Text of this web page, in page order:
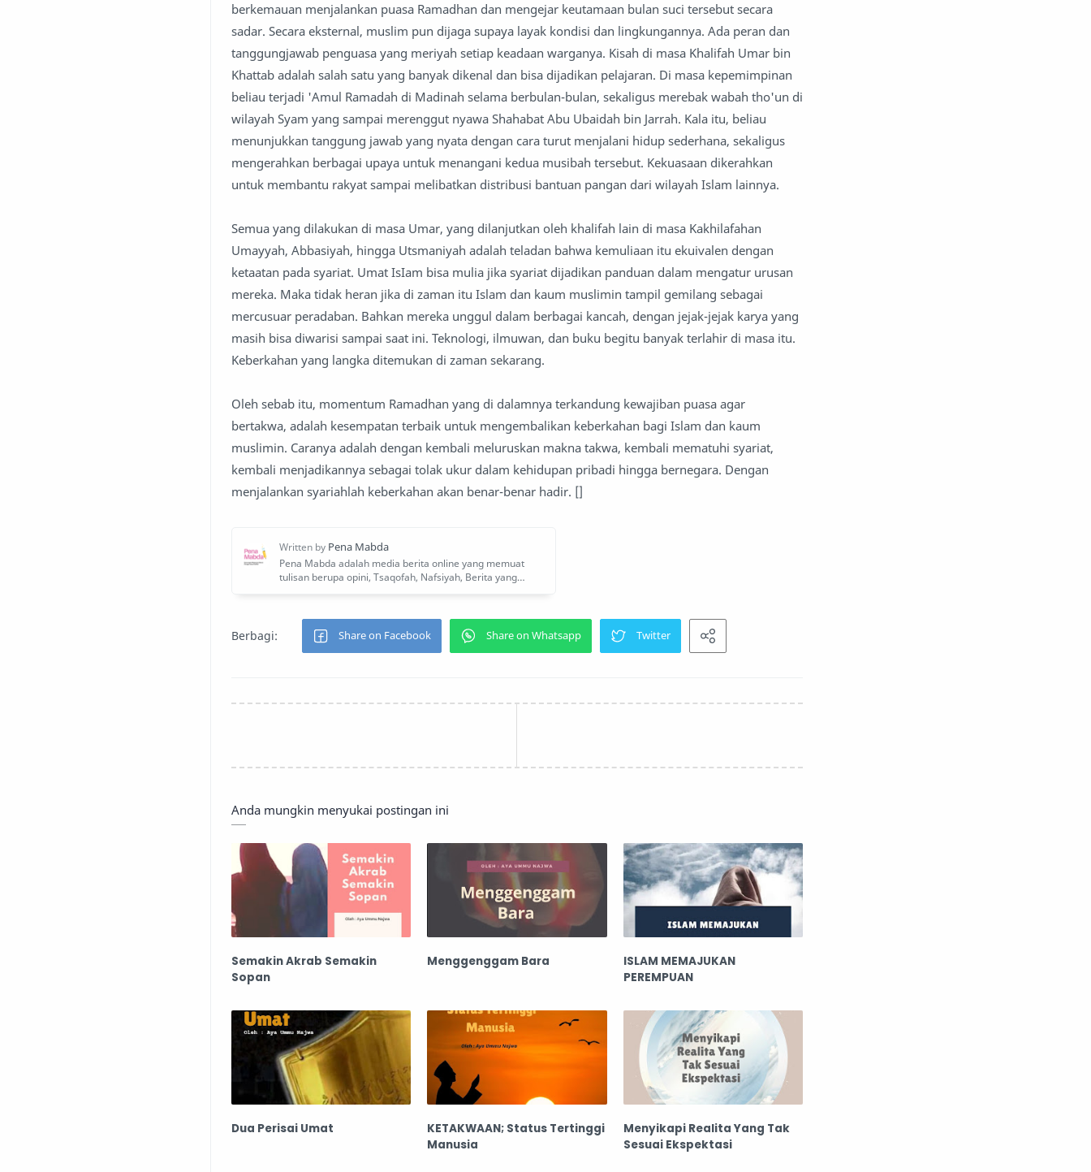
berkemauan menjalankan puasa Ramadhan dan mengejar keutamaan bulan suci tersebut secara
sadar. Secara eksternal, muslim pun dijaga supaya layak kondisi dan lingkungannya. Ada peran dan
tanggungjawab penguasa yang meriyah setiap keadaan warganya. Kisah di masa Khalifah Umar bin
Khattab adalah salah satu yang banyak dikenal dan bisa dijadikan pelajaran. Di masa kepemimpinan
beliau terjadi 'Amul Ramadah di Madinah selama berbulan-bulan, sekaligus merebak wabah tho'un di
wilayah Syam yang sampai merenggut nyawa Shahabat Abu Ubaidah bin Jarrah. Kala itu, beliau
menunjukkan tanggung jawab yang nyata dengan cara turut menjalani hidup sederhana, sekaligus
mengerahkan berbagai upaya untuk menangani kedua musibah tersebut. Kekuasaan dikerahkan
untuk membantu rakyat sampai melibatkan distribusi bantuan pangan dari wilayah Islam lainnya.
Semua yang dilakukan di masa Umar, yang dilanjutkan oleh khalifah lain di masa Kakhilafahan
Umayyah, Abbasiyah, hingga Utsmaniyah adalah teladan bahwa kemuliaan itu ekuivalen dengan
ketaatan pada syariat. Umat IsIam bisa mulia jika syariat dijadikan panduan dalam mengatur urusan
mereka. Maka tidak heran jika di zaman itu Islam dan kaum muslimin tampil gemilang sebagai
mercusuar peradaban. Bahkan mereka unggul dalam berbagai kancah, dengan jejak-jejak karya yang
masih bisa diwarisi sampai saat ini. Teknologi, ilmuwan, dan buku begitu banyak terlahir di masa itu.
Keberkahan yang langka ditemukan di zaman sekarang.
Oleh sebab itu, momentum Ramadhan yang di dalamnya terkandung kewajiban puasa agar
bertakwa, adalah kesempatan terbaik untuk mengembalikan keberkahan bagi Islam dan kaum
muslimin. Caranya adalah dengan kembali meluruskan makna takwa, kembali mematuhi syariat,
kembali menjadikannya sebagai tolak ukur dalam kehidupan pribadi hingga bernegara. Dengan
menjalankan syariahlah keberkahan akan benar-benar hadir. []
Anda mungkin menyukai postingan ini
Semakin Akrab Semakin
Sopan
Menggenggam Bara
ISLAM MEMAJUKAN
PEREMPUAN
Dua Perisai Umat
KETAKWAAN; Status Tertinggi
Manusia
Menyikapi Realita Yang Tak
Sesuai Ekspektasi